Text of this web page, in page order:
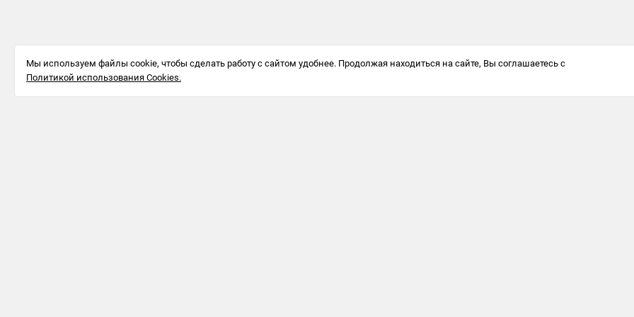
Мы используем файлы cookie, чтобы сделать работу с сайтом удобнее. Продолжая находиться на сайте, Вы соглашаетесь с
Политикой использования Cookies.